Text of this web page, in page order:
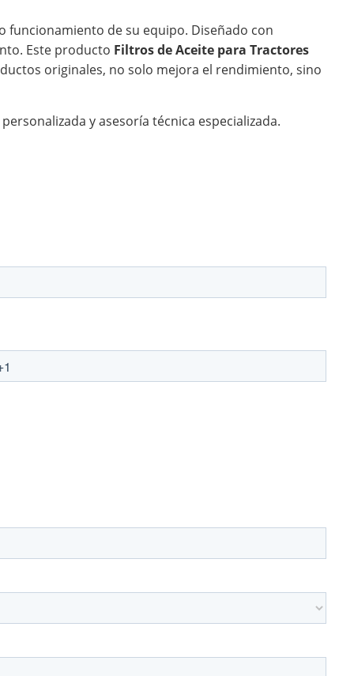
de su equipo. Diseñado con
Este producto Filtros de Aceite para Tractores
originales, no solo mejora el rendimiento, sino
y asesoría técnica especializada.